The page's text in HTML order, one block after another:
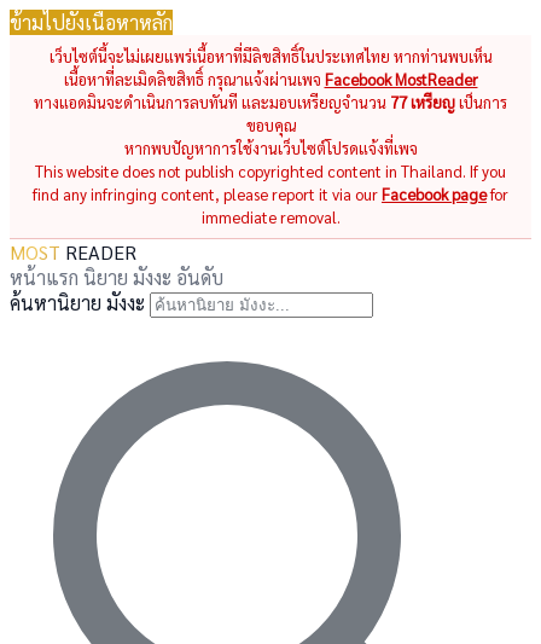
ข้ามไปยังเนื้อหาหลัก
เว็บไซต์นี้จะไม่เผยแพร่เนื้อหาที่มีลิขสิทธิ์ในประเทศไทย หากท่านพบเห็น
เนื้อหาที่ละเมิดลิขสิทธิ์ กรุณาแจ้งผ่านเพจ Facebook MostReader
ทางแอดมินจะดำเนินการลบทันที และมอบเหรียญจำนวน 77 เหรียญเป็นการ
ขอบคุณ
หากพบปัญหาการใช้งานเว็บไซต์โปรดแจ้งที่เพจ
This website does not publish copyrighted content in Thailand. If you
find any infringing content, please report it via ourFacebook pagefor
immediate removal.
MOST READER
หน้าแรก นิยาย มังงะ อันดับ
ค้นหานิยาย มังงะ